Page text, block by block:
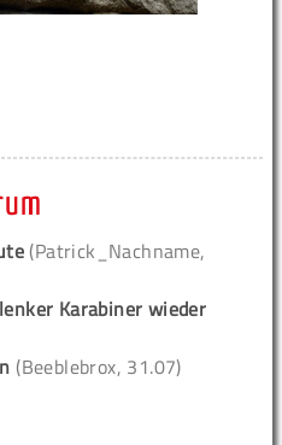
(Patrick_Nachname,
Karabiner wieder
(Beeblebrox, 31.07)